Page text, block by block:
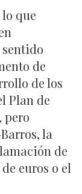
que
de
de los
Plan de
pero
la
de
euros o el